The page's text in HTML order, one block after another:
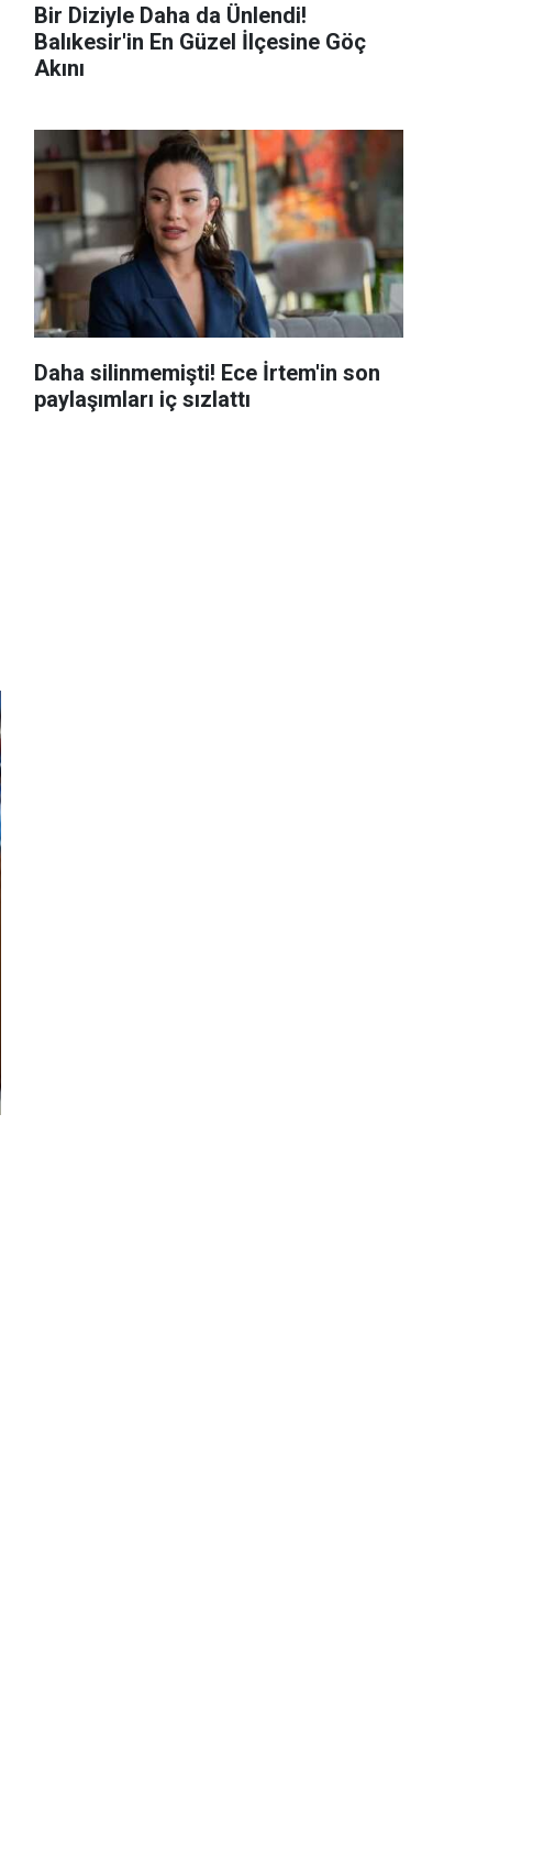
Bir Diziyle Daha da Ünlendi!
Balıkesir'in En Güzel İlçesine Göç
Akını
Daha silinmemişti! Ece İrtem'in son
paylaşımları iç sızlattı